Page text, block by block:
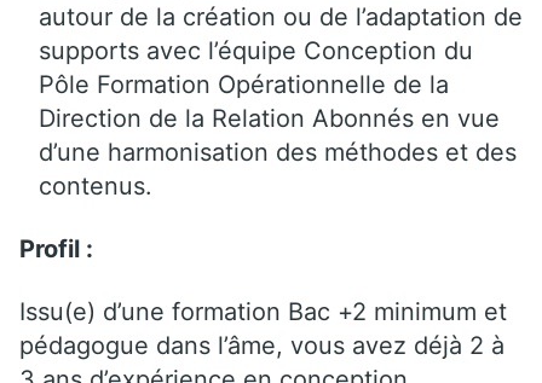
autour de la création ou de l’adaptation de
supports avec l’équipe Conception du
Pôle Formation Opérationnelle de la
Direction de la Relation Abonnés en vue
d’une harmonisation des méthodes et des
contenus.
Profil :
Issu(e) d’une formation Bac +2 minimum et
pédagogue dans l’âme, vous avez déjà 2 à